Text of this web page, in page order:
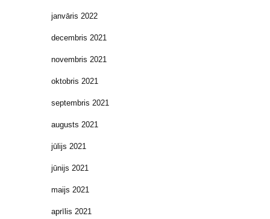
janvāris 2022
decembris 2021
novembris 2021
oktobris 2021
septembris 2021
augusts 2021
jūlijs 2021
jūnijs 2021
maijs 2021
aprīlis 2021